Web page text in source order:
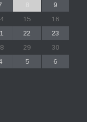
8
9
15
16
22
23
29
30
5 6